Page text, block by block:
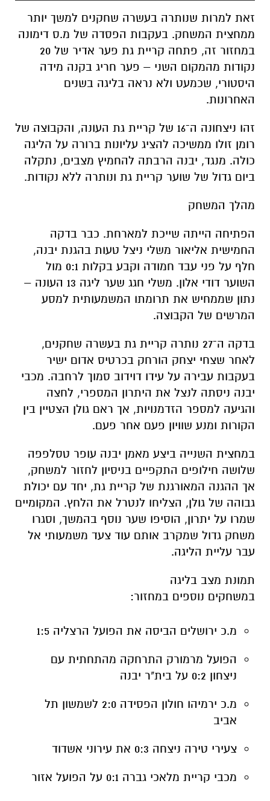
זאת למרות שנותרה בעשרה שחקנים למשך יותר
ממחצית המשחק. בעקבות הפסדה של מ.ס דימונה
במחזור זה, פתחה קריית גת פער אדיר של 20
נקודות מהמקום השני – פער חריג בקנה מידה
היסטורי, שכמעט ולא נראה בליגה בשנים
האחרונות.
זהו ניצחונה ה־16 של קריית גת העונה, והקבוצה של
רומן זולו ממשיכה להציג עליונות ברורה על הליגה
כולה. מנגד, יבנה הרבתה להחמיץ מצבים, נתקלה
ביום גדול של שוער קריית גת ונותרה ללא נקודות.
מהלך המשחק
הפתיחה הייתה שייכת למארחת. כבר בדקה
החמישית אליאור משלי ניצל טעות בהגנת יבנה,
חלף על פני עבד חמודה וקבע בקלות 0:1 מול
השוער דודי אלון. משלי חגג שער ליגה 13 העונה –
נתון שממחיש את תרומתו המשמעותית למסע
המרשים של הקבוצה.
בדקה ה־27 נותרה קריית גת בעשרה שחקנים,
לאחר שצחי יצחק הורחק בכרטיס אדום ישיר
בעקבות עבירה על עידו דוידוב סמוך לרחבה. מכבי
יבנה ניסתה לנצל את היתרון המספרי, לחצה
והגיעה למספר הזדמנויות, אך ראם גולן הצטיין בין
הקורות ומנע שוויון פעם אחר פעם.
במחצית השנייה ביצע מאמן יבנה עופר טסלפפה
שלושה חילופים התקפיים בניסיון לחזור למשחק,
אך ההגנה המאורגנת של קריית גת, יחד עם יכולת
גבוהה של גולן, הצליחו לנטרל את הלחץ. המקומיים
שמרו על יתרון, הוסיפו שער נוסף בהמשך, וסגרו
משחק גדול שמקרב אותם עוד צעד משמעותי אל
עבר עליית הליגה.
תמונת מצב בליגה
במשחקים נוספים במחזור:
מ.כ ירושלים הביסה את הפועל הרצליה 1:5
הפועל מרמורק התרחקה מהתחתית עם
ניצחון 0:2 על בית"ר יבנה
מ.כ ירמיהו חולון הפסידה 2:0 לשמשון תל
אביב
צעירי טירה ניצחה 0:3 את עירוני אשדוד
מכבי קריית מלאכי גברה 0:1 על הפועל אזור